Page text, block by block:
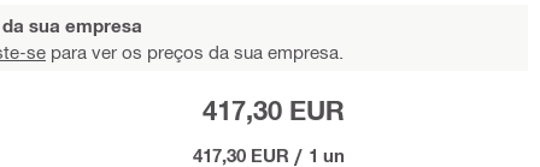
sua empresa
se para ver os preços da sua empresa.
417,30 EUR
417,30 EUR / 1 un